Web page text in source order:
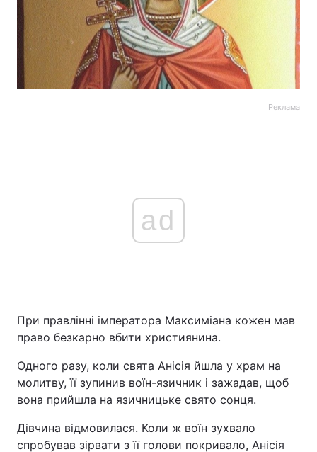
Головна Війна
Реклама
ad
При правлінні імператора Максиміана кожен мав
право безкарно вбити християнина.
Одного разу, коли свята Анісія йшла у храм на
молитву, її зупинив воїн-язичник і зажадав, щоб
вона прийшла на язичницьке свято сонця.
Дівчина відмовилася. Коли ж воїн зухвало
спробував зірвати з її голови покривало, Анісія